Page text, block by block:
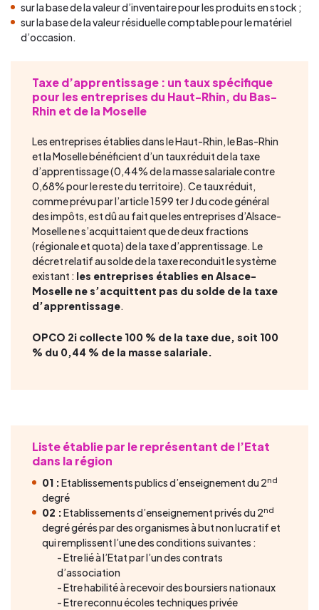
sur la base de la valeur d’inventaire pour les produits en stock ;
sur la base de la valeur résiduelle comptable pour le matériel
d’occasion.
Taxe d’apprentissage : un taux spécifique
pour les entreprises du Haut-Rhin, du Bas-
Rhin et de la Moselle
Les entreprises établies dans le Haut-Rhin, le Bas-Rhin
et la Moselle bénéficient d’un taux réduit de la taxe
d’apprentissage (0,44% de la masse salariale contre
0,68% pour le reste du territoire). Ce taux réduit,
comme prévu par l’article 1599 ter J du code général
des impôts, est dû au fait que les entreprises d’Alsace-
Moselle ne s’acquittaient que de deux fractions
(régionale et quota) de la taxe d’apprentissage. Le
décret relatif au solde de la taxe reconduit le système
existant : les entreprises établies en Alsace-
Moselle ne s’acquittent pas du solde de la taxe
d’apprentissage.
OPCO 2i collecte 100 % de la taxe due, soit 100
% du 0,44 % de la masse salariale.
Liste établie par le représentant de l’Etat
dans la région
01 :Etablissements publics d’enseignement du 2nd
degré
02 :Etablissements d’enseignement privés du 2nd
degré gérés par des organismes à but non lucratif et
qui remplissent l’une des conditions suivantes :
Etre lié à l’Etat par l’un des contrats
d’association
Etre habilité à recevoir des boursiers nationaux
Etre reconnu écoles techniques privée